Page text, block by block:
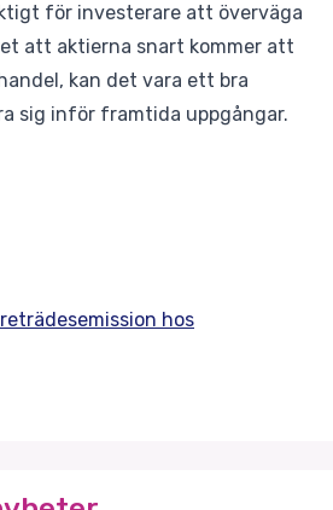
för investerare att överväga
att aktierna snart kommer att
kan det vara ett bra
sig inför framtida uppgångar.
hos